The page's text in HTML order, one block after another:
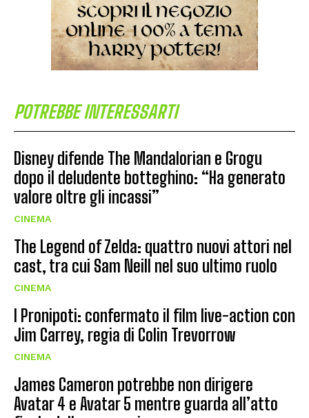
POTREBBE INTERESSARTI
Disney difende The Mandalorian e Grogu
dopo il deludente botteghino: “Ha generato
valore oltre gli incassi”
CINEMA
The Legend of Zelda: quattro nuovi attori nel
cast, tra cui Sam Neill nel suo ultimo ruolo
CINEMA
I Pronipoti: confermato il film live-action con
Jim Carrey, regia di Colin Trevorrow
CINEMA
James Cameron potrebbe non dirigere
Avatar 4 e Avatar 5 mentre guarda all’atto